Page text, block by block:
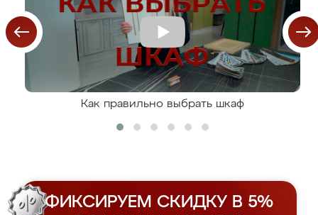
Как правильно выбрать шкаф
ФИКСИРУЕМ СКИДКУ В 5%